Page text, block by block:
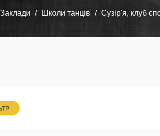
Заклади Школи танців Сузір'я, клуб